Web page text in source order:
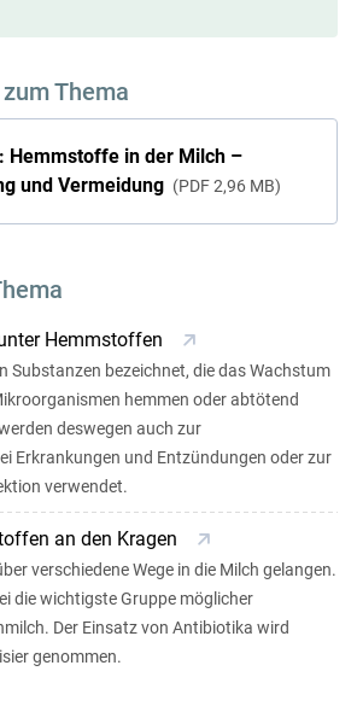
Thema
Hemmstoffe in der Milch –
und Vermeidung
PDF 2,96 MB
Hemmstoffen
Substanzen bezeichnet, die das Wachstum
hemmen oder abtötend
deswegen auch zur
Erkrankungen und Entzündungen oder zur
verwendet.
an den Kragen
verschiedene Wege in die Milch gelangen.
die wichtigste Gruppe möglicher
Der Einsatz von Antibiotika wird
genommen.